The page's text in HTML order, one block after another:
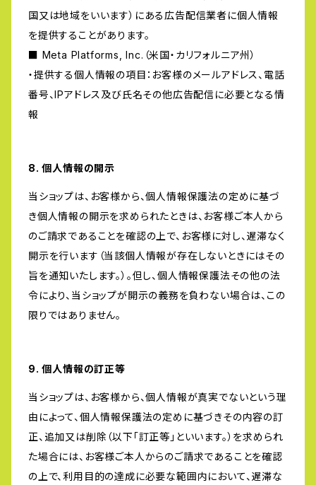
国又は地域をいいます）にある広告配信業者に個人情報
を提供することがあります。
■ Meta Platforms, Inc.（米国・カリフォルニア州）
・提供する個人情報の項目：お客様のメールアドレス、電話
番号、IPアドレス及び氏名その他広告配信に必要となる情
報
8. 個人情報の開示
当ショップは、お客様から、個人情報保護法の定めに基づ
き個人情報の開示を求められたときは、お客様ご本人から
のご請求であることを確認の上で、お客様に対し、遅滞なく
開示を行います（当該個人情報が存在しないときにはその
旨を通知いたします。）。但し、個人情報保護法その他の法
令により、当ショップが開示の義務を負わない場合は、この
限りではありません。
9. 個人情報の訂正等
当ショップは、お客様から、個人情報が真実でないという理
由によって、個人情報保護法の定めに基づきその内容の訂
正、追加又は削除（以下「訂正等」といいます。）を求められ
た場合には、お客様ご本人からのご請求であることを確認
の上で、利用目的の達成に必要な範囲内において、遅滞な